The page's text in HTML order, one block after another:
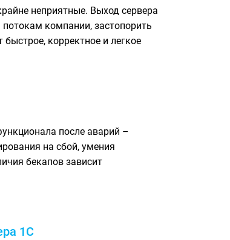
неприятные. Выход сервера
компании, застопорить
корректное и легкое
после аварий –
на сбой, умения
бекапов зависит
1С